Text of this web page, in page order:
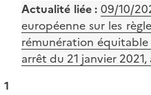
Actualité liée : 09/10/
européenne sur les
rémunération équitable
arrêt du 21 janvier 2021,
1